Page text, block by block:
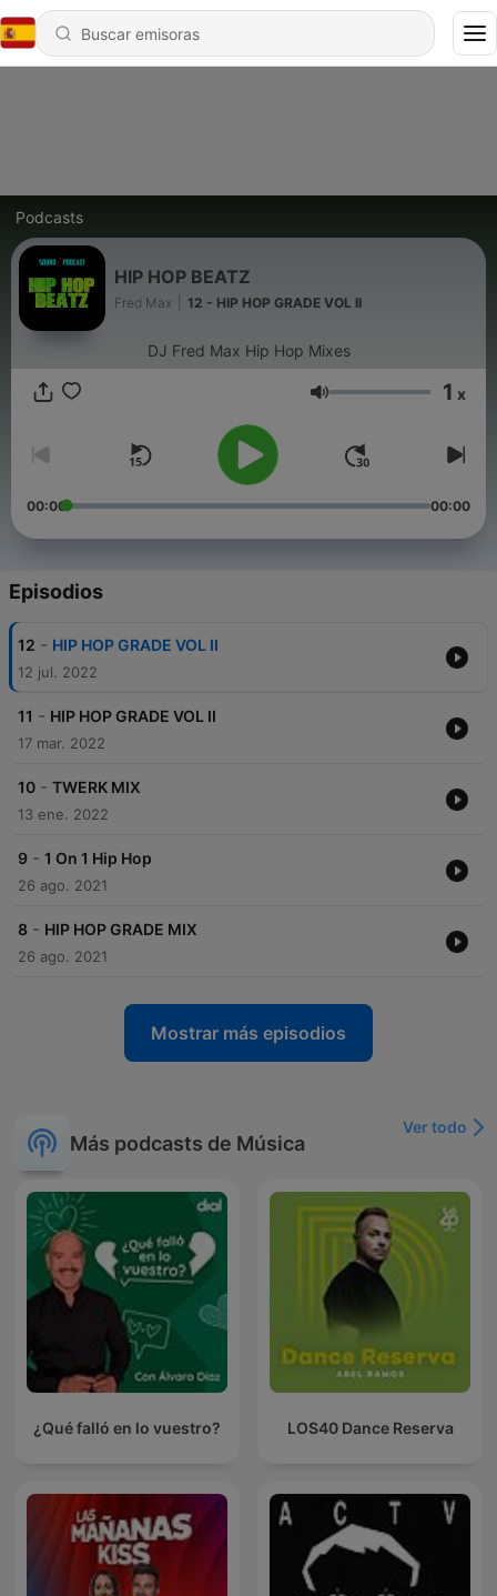
Podcasts
HIP HOP BEATZ
Fred Max 12 - HIP HOP GRADE VOL II
DJ Fred Max Hip Hop Mixes
Volumen 1 x
00:00 00:00
Episodios
12 - HIP HOP GRADE VOL II
12 jul. 2022
11 - HIP HOP GRADE VOL II
17 mar. 2022
10 - TWERK MIX
13 ene. 2022
9 - 1 On 1 Hip Hop
26 ago. 2021
8 - HIP HOP GRADE MIX
26 ago. 2021
Mostrar más episodios
Más podcasts de Música
Ver todo
¿Qué falló en lo vuestro? LOS40 Dance Reserva